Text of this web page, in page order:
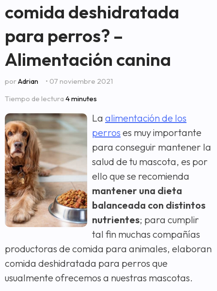
comida deshidratada
para perros? –
Alimentación canina
porAdrian
• 07 noviembre 2021
Tiempo de lectura 4 minutes
La alimentación de los
perros es muy importante
para conseguir mantener la
salud de tu mascota, es por
ello que se recomienda
mantener una dieta
balanceada con distintos
nutrientes; para cumplir
tal fin muchas compañías
productoras de comida para animales, elaboran
comida deshidratada para perros que
usualmente ofrecemos a nuestras mascotas.